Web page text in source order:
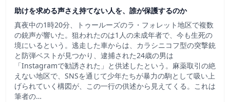
助けを求める声さえ持てない人を、誰が保護するのか
真夜中の1時20分、トゥールーズのラ・フォレット地区で複数
の銃声が響いた。狙われたのは1人の未成年者で、今も生死の
境にいるという。逃走した車からは、カラシニコフ型の突撃銃
と防弾ベストが見つかり、逮捕された24歳の男は
「Instagramで勧誘された」と供述したという。麻薬取引の絶
えない地区で、SNSを通じて少年たちが暴力の駒として吸い上
げられていく構図が、この一行の供述から見えてくる。これは
筆者の…